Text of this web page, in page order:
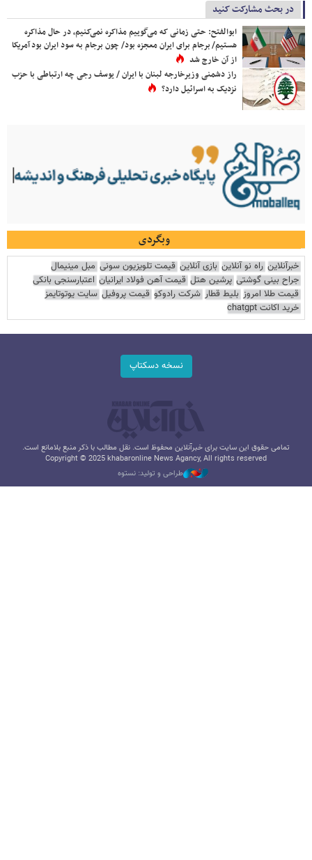
در بحث مشارکت کنید
ابوالفتح: حتی زمانی که می‌گوییم مذاکره نمی‌کنیم، در حال مذاکره
هستیم/ برجام برای ایران معجزه بود/ چون برجام به سود ایران بود آمریکا
از آن خارج شد
راز دشمنی وزیرخارجه لبنان با ایران / یوسف رجی چه ارتباطی با حزب
نزدیک به اسرائیل دارد؟
وبگردی
خبرآنلاین راه نو آنلاین بازی آنلاین قیمت تلویزیون سونی مبل مینیمال
جراح بینی گوشتی پرشین هتل قیمت آهن فولاد ایرانیان اعتبارسنجی بانکی
قیمت طلا امروز بلیط قطار شرکت رادوکو قیمت پروفیل سایت یوتوتایمز
خرید اکانت chatgpt
نسخه دسکتاپ
تمامی حقوق این سایت برای خبرآنلاین محفوظ است. نقل مطالب با ذکر منبع بلامانع است.
Copyright © 2025 khabaronline News Agancy, All rights reserved
طراحی و تولید: نستوه